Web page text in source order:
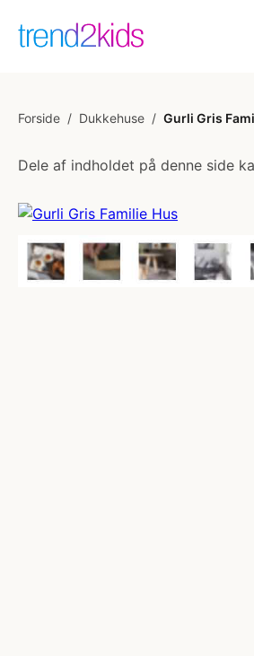
Forside / Dukkehuse / Gurli Gris
Dele af indholdet på denne side